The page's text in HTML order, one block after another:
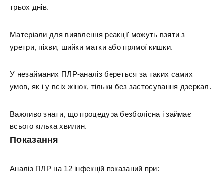
трьох днів.
Матеріали для виявлення реакції можуть взяти з
уретри, піхви, шийки матки або прямої кишки.
У незайманих ПЛР-аналіз береться за таких самих
умов, як і у всіх жінок, тільки без застосування дзеркал.
Важливо знати, що процедура безболісна і займає
всього кілька хвилин.
Показання
Аналіз ПЛР на 12 інфекцій показаний при: